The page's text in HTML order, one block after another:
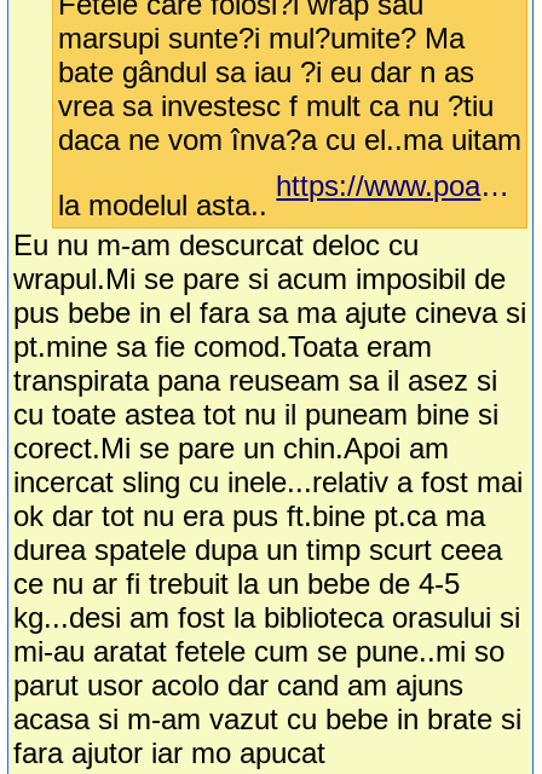
marsupi sunte?i mul?umite? Ma
bate gândul sa iau ?i eu dar n as
vrea sa investesc f mult ca nu ?tiu
daca ne vom înva?a cu el..ma uitam
la modelul asta..
https://www.poarta-ma.ro/Wrap-elastic-Verde_p_1003.html
Eu nu m-am descurcat deloc cu
wrapul.Mi se pare si acum imposibil de
pus bebe in el fara sa ma ajute cineva si
pt.mine sa fie comod.Toata eram
transpirata pana reuseam sa il asez si
cu toate astea tot nu il puneam bine si
corect.Mi se pare un chin.Apoi am
incercat sling cu inele...relativ a fost mai
ok dar tot nu era pus ft.bine pt.ca ma
durea spatele dupa un timp scurt ceea
ce nu ar fi trebuit la un bebe de 4-5
kg...desi am fost la biblioteca orasului si
mi-au aratat fetele cum se pune..mi so
parut usor acolo dar cand am ajuns
acasa si m-am vazut cu bebe in brate si
fara ajutor iar mo apucat